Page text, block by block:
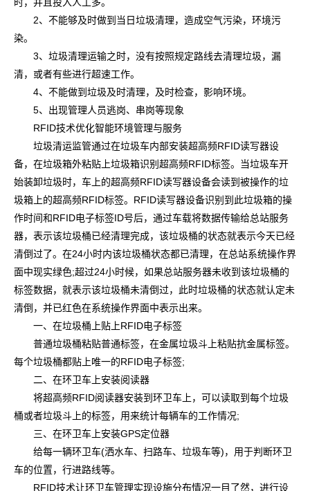
2、不能够及时做到当日垃圾清理，造成空气污染，环境污
染。
3、垃圾清理运输之时，没有按照规定路线去清理垃圾，漏
清，或者有些进行超速工作。
4、不能做到垃圾及时清理，及时检查，影响环境。
5、出现管理人员逃岗、串岗等现象
RFID技术优化智能环境管理与服务
垃圾清运监管通过在垃圾车内部安装超高频RFID读写器设
备，在垃圾箱外粘贴上垃圾箱识别超高频RFID标签。当垃圾车开
始装卸垃圾时，车上的超高频RFID读写器设备会读到被操作的垃
圾箱上的超高频RFID标签。RFID读写器设备识别到此垃圾箱的操
作时间和RFID电子标签ID号后，通过车载将数据传输给总站服务
器，表示该垃圾桶已经清理完成，该垃圾桶的状态就表示今天已经
清倒过了。在24小时内该垃圾桶状态都已清理，在总站系统操作界
面中现实绿色;超过24小时候，如果总站服务器未收到该垃圾桶的
标签数据，就表示该垃圾桶未清倒过，此时垃圾桶的状态就认定未
清倒，并已红色在系统操作界面中表示出来。
一、在垃圾桶上贴上RFID电子标签
普通垃圾桶粘贴普通标签，在金属垃圾斗上粘贴抗金属标签。
每个垃圾桶都贴上唯一的RFID电子标签;
二、在环卫车上安装阅读器
将超高频RFID阅读器安装到环卫车上，可以读取到每个垃圾
桶或者垃圾斗上的标签，用来统计每辆车的工作情况;
三、在环卫车上安装GPS定位器
给每一辆环卫车(洒水车、扫路车、垃圾车等)，用于判断环卫
车的位置，行进路线等。
RFID技术让环卫车管理实现设施分布情况一目了然，进行设